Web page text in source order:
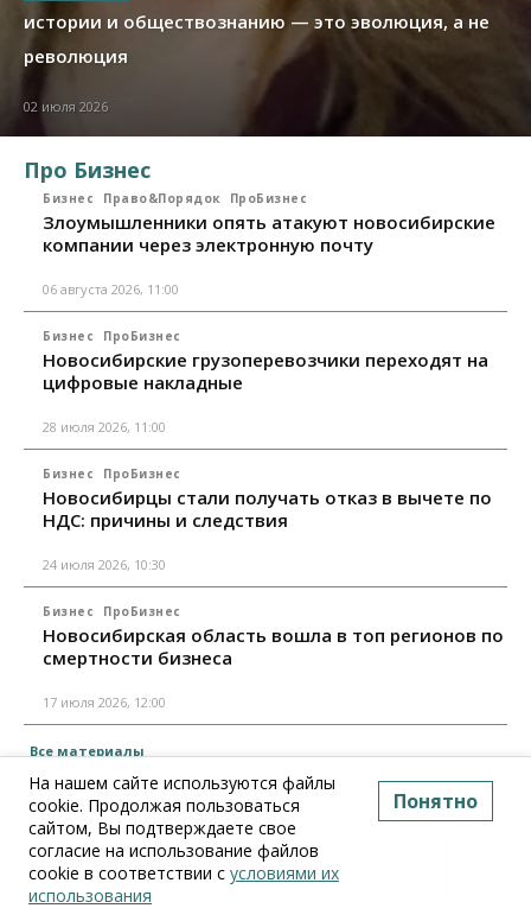
истории и обществознанию — это эволюция, а не
революция
02 июля 2026
Про Бизнес
Бизнес Право&Порядок ПроБизнес
Злоумышленники опять атакуют новосибирские
компании через электронную почту
06 августа 2026, 11:00
Бизнес ПроБизнес
Новосибирские грузоперевозчики переходят на
цифровые накладные
28 июля 2026, 11:00
Бизнес ПроБизнес
Новосибирцы стали получать отказ в вычете по
НДС: причины и следствия
24 июля 2026, 10:30
Бизнес ПроБизнес
Новосибирская область вошла в топ регионов по
смертности бизнеса
17 июля 2026, 12:00
Все материалы
На нашем сайте используются файлы
cookie. Продолжая пользоваться
сайтом, Вы подтверждаете свое
согласие на использование файлов
cookie в соответствии с условиями их
использования
Понятно